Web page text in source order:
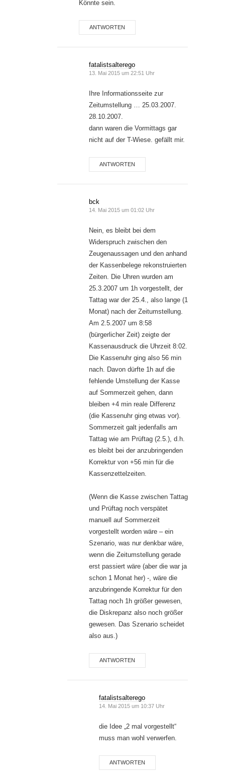
Könnte sein.
ANTWORTEN
fatalistsalterego
13. Mai 2015 um 22:51 Uhr
Ihre Informationsseite zur
Zeitumstellung … 25.03.2007.
28.10.2007.
dann waren die Vormittags gar
nicht auf der T-Wiese. gefällt mir.
ANTWORTEN
bck
14. Mai 2015 um 01:02 Uhr
Nein, es bleibt bei dem
Widerspruch zwischen den
Zeugenaussagen und den anhand
der Kassenbelege rekonstruierten
Zeiten. Die Uhren wurden am
25.3.2007 um 1h vorgestellt, der
Tattag war der 25.4., also lange (1
Monat) nach der Zeitumstellung.
Am 2.5.2007 um 8:58
(bürgerlicher Zeit) zeigte der
Kassenausdruck die Uhrzeit 8:02.
Die Kassenuhr ging also 56 min
nach. Davon dürfte 1h auf die
fehlende Umstellung der Kasse
auf Sommerzeit gehen, dann
bleiben +4 min reale Differenz
(die Kassenuhr ging etwas vor).
Sommerzeit galt jedenfalls am
Tattag wie am Prüftag (2.5.), d.h.
es bleibt bei der anzubringenden
Korrektur von +56 min für die
Kassenzettelzeiten.
(Wenn die Kasse zwischen Tattag
und Prüftag noch verspätet
manuell auf Sommerzeit
vorgestellt worden wäre – ein
Szenario, was nur denkbar wäre,
wenn die Zeitumstellung gerade
erst passiert wäre (aber die war ja
schon 1 Monat her) -, wäre die
anzubringende Korrektur für den
Tattag noch 1h größer gewesen,
die Diskrepanz also noch größer
gewesen. Das Szenario scheidet
also aus.)
ANTWORTEN
fatalistsalterego
14. Mai 2015 um 10:37 Uhr
die Idee „2 mal vorgestellt“
muss man wohl verwerfen.
ANTWORTEN